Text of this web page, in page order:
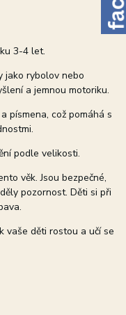
3-4 let.
jako rybolov nebo
a jemnou motoriku.
písmena, což pomáhá s
podle velikosti.
věk. Jsou bezpečné,
pozornost. Děti si při
vaše děti rostou a učí se